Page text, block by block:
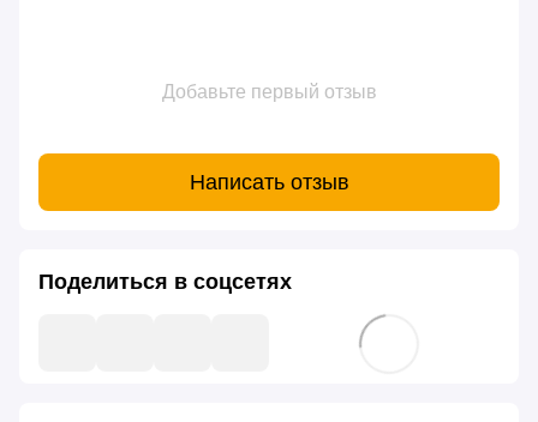
Добавьте первый отзыв
Написать отзыв
Поделиться в соцсетях